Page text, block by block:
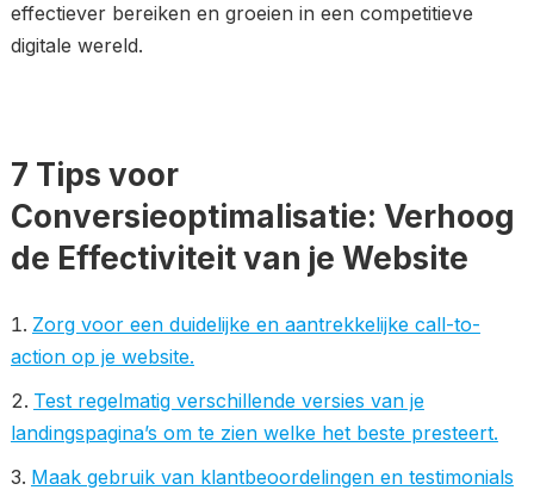
effectiever bereiken en groeien in een competitieve
digitale wereld.
7 Tips voor
Conversieoptimalisatie: Verhoog
de Effectiviteit van je Website
Zorg voor een duidelijke en aantrekkelijke call-to-
action op je website.
Test regelmatig verschillende versies van je
landingspagina’s om te zien welke het beste presteert.
Maak gebruik van klantbeoordelingen en testimonials